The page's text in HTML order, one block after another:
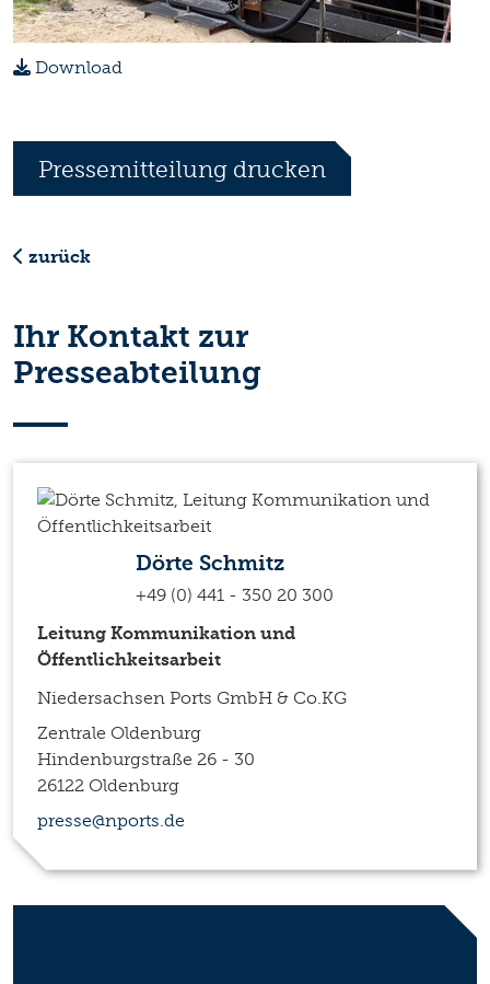
Download
Pressemitteilung drucken
zurück
Ihr Kontakt zur
Presseabteilung
Dörte Schmitz
+49 (0) 441 - 350 20 300
Leitung Kommunikation und
Öffentlichkeitsarbeit
Niedersachsen Ports GmbH & Co.KG
Zentrale Oldenburg
Hindenburgstraße 26 - 30
26122 Oldenburg
presse@nports.de